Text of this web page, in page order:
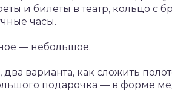
и билеты в театр, кольцо с
часы.
— небольшое.
два варианта, как сложить
подарочка — в форме